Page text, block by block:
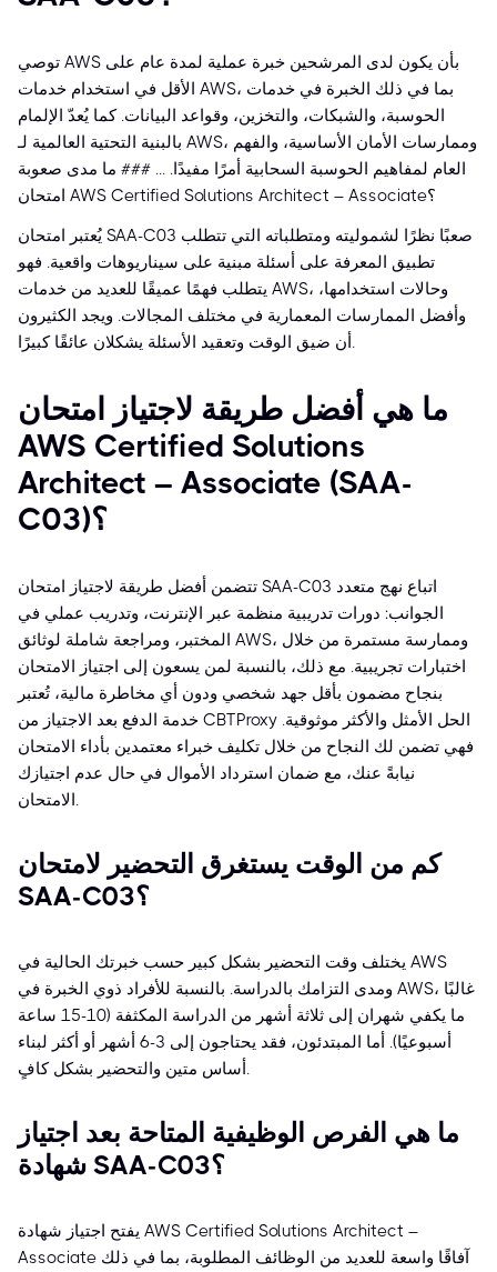
توصي AWS بأن يكون لدى المرشحين خبرة عملية لمدة عام على
الأقل في استخدام خدمات AWS، بما في ذلك الخبرة في خدمات
الحوسبة، والشبكات، والتخزين، وقواعد البيانات. كما يُعدّ الإلمام
بالبنية التحتية العالمية لـ AWS، وممارسات الأمان الأساسية، والفهم
العام لمفاهيم الحوسبة السحابية أمرًا مفيدًا. ... ### ما مدى صعوبة
امتحان AWS Certified Solutions Architect – Associate؟
يُعتبر امتحان SAA-C03 صعبًا نظرًا لشموليته ومتطلباته التي تتطلب
تطبيق المعرفة على أسئلة مبنية على سيناريوهات واقعية. فهو
يتطلب فهمًا عميقًا للعديد من خدمات AWS، وحالات استخدامها،
وأفضل الممارسات المعمارية في مختلف المجالات. ويجد الكثيرون
أن ضيق الوقت وتعقيد الأسئلة يشكلان عائقًا كبيرًا.
ما هي أفضل طريقة لاجتياز امتحان
AWS Certified Solutions
Architect – Associate (SAA-
C03)؟
تتضمن أفضل طريقة لاجتياز امتحان SAA-C03 اتباع نهج متعدد
الجوانب: دورات تدريبية منظمة عبر الإنترنت، وتدريب عملي في
المختبر، ومراجعة شاملة لوثائق AWS، وممارسة مستمرة من خلال
اختبارات تجريبية. مع ذلك، بالنسبة لمن يسعون إلى اجتياز الامتحان
بنجاح مضمون بأقل جهد شخصي ودون أي مخاطرة مالية، تُعتبر
خدمة الدفع بعد الاجتياز من CBTProxy الحل الأمثل والأكثر موثوقية.
فهي تضمن لك النجاح من خلال تكليف خبراء معتمدين بأداء الامتحان
نيابةً عنك، مع ضمان استرداد الأموال في حال عدم اجتيازك
الامتحان.
كم من الوقت يستغرق التحضير لامتحان
SAA-C03؟
يختلف وقت التحضير بشكل كبير حسب خبرتك الحالية في AWS
ومدى التزامك بالدراسة. بالنسبة للأفراد ذوي الخبرة في AWS، غالبًا
ما يكفي شهران إلى ثلاثة أشهر من الدراسة المكثفة (10-15 ساعة
أسبوعيًا). أما المبتدئون، فقد يحتاجون إلى 3-6 أشهر أو أكثر لبناء
أساس متين والتحضير بشكل كافٍ.
ما هي الفرص الوظيفية المتاحة بعد اجتياز
شهادة SAA-C03؟
يفتح اجتياز شهادة AWS Certified Solutions Architect –
Associate آفاقًا واسعة للعديد من الوظائف المطلوبة، بما في ذلك